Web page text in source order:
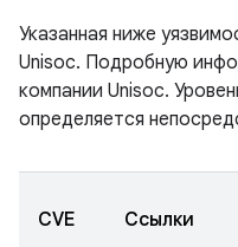
Указанная ниже
Unisoc. Подробную
компании Unisoc.
определяется
CVE Ссылки